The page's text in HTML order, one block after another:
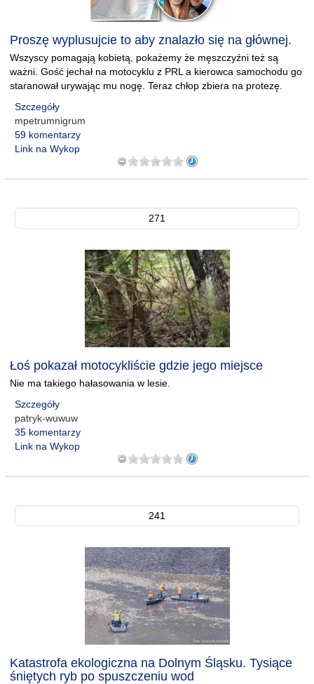
Proszę wyplusujcie to aby znalazło się na głównej.
Wszyscy pomagają kobietą, pokażemy że męszczyźni też są
ważni. Gość jechał na motocyklu z PRL a kierowca samochodu go
staranował urywając mu nogę. Teraz chłop zbiera na protezę.
Szczegóły
mpetrumnigrum
59 komentarzy
Link na Wykop
271
Łoś pokazał motocykliście gdzie jego miejsce
Nie ma takiego hałasowania w lesie.
Szczegóły
patryk-wuwuw
35 komentarzy
Link na Wykop
241
Katastrofa ekologiczna na Dolnym Śląsku. Tysiące
śniętych ryb po spuszczeniu wod